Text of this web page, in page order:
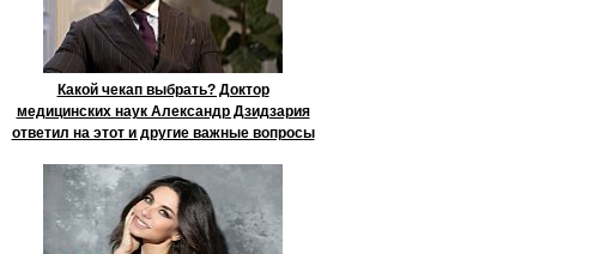
Какой чекап выбрать? Доктор
медицинских наук Александр Дзидзария
ответил на этот и другие важные вопросы